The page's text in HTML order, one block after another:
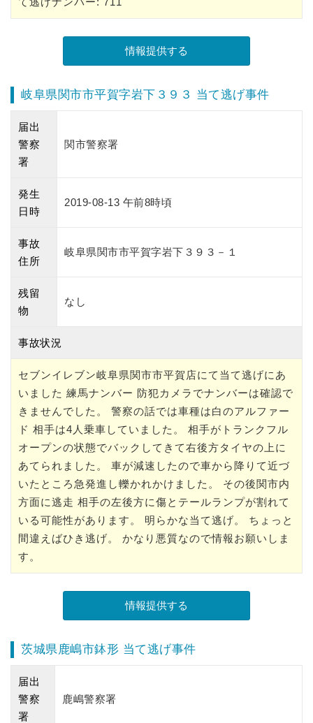
岐阜県関市市平賀字岩下３９３ 当て逃げ事件
届出
警察
署
関市警察署
発生
日時
2019-08-13 午前8時頃
事故
住所
岐阜県関市市平賀字岩下３９３－１
残留
物
なし
事故状況
セブンイレブン岐阜県関市市平賀店にて当て逃げにあ
いました 練馬ナンバー 防犯カメラでナンバーは確認で
きませんでした。 警察の話では車種は白のアルファー
ド 相手は4人乗車していました。 相手がトランクフル
オープンの状態でバックしてきて右後方タイヤの上に
あてられました。 車が減速したので車から降りて近づ
いたところ急発進し轢かれかけました。 その後関市内
方面に逃走 相手の左後方に傷とテールランプが割れて
いる可能性があります。 明らかな当て逃げ。 ちょっと
間違えばひき逃げ。 かなり悪質なので情報お願いしま
す。
茨城県鹿嶋市鉢形 当て逃げ事件
届出
警察
署
鹿嶋警察署